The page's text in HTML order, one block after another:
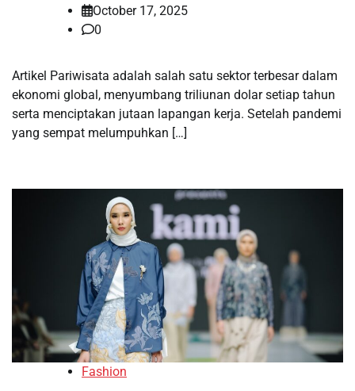
October 17, 2025
0
Artikel Pariwisata adalah salah satu sektor terbesar dalam
ekonomi global, menyumbang triliunan dolar setiap tahun
serta menciptakan jutaan lapangan kerja. Setelah pandemi
yang sempat melumpuhkan […]
Fashion